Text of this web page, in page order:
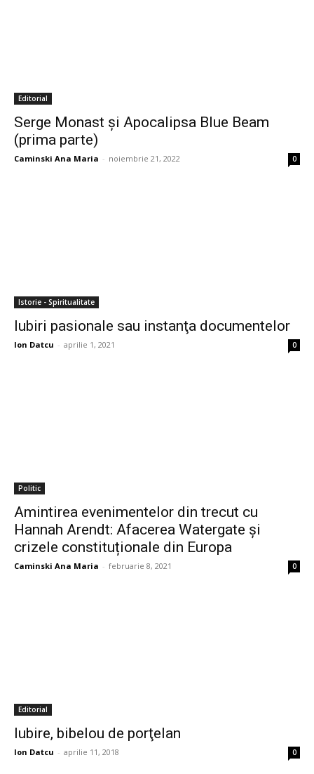
Editorial
Serge Monast și Apocalipsa Blue Beam
(prima parte)
Caminski Ana Maria - noiembrie 21, 2022 0
Istorie - Spiritualitate
Iubiri pasionale sau instanţa documentelor
Ion Datcu - aprilie 1, 2021 0
Politic
Amintirea evenimentelor din trecut cu
Hannah Arendt: Afacerea Watergate și
crizele constituționale din Europa
Caminski Ana Maria - februarie 8, 2021 0
Editorial
Iubire, bibelou de porţelan
Ion Datcu - aprilie 11, 2018 0